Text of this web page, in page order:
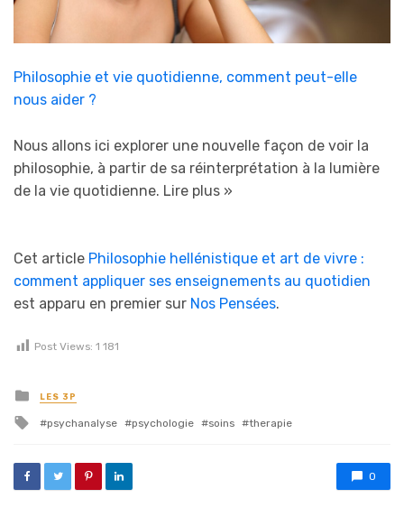
Philosophie et vie quotidienne, comment peut-elle
nous aider ?
Nous allons ici explorer une nouvelle façon de voir la
philosophie, à partir de sa réinterprétation à la lumière
de la vie quotidienne. Lire plus »
Cet article Philosophie hellénistique et art de vivre :
comment appliquer ses enseignements au quotidien
est apparu en premier sur Nos Pensées.
Post Views: 1 181
Posted in
LES 3P
Tagged with
psychanalyse psychologie soins therapie
0